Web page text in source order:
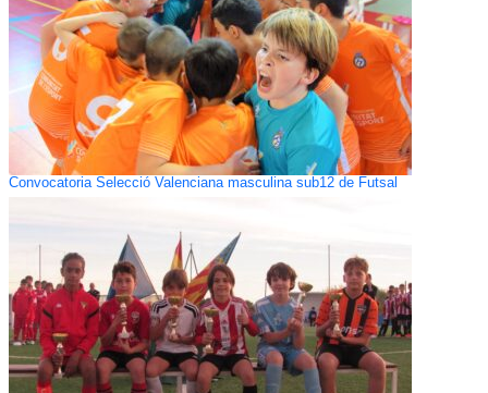
Convocatoria Selecció Valenciana masculina sub12 de Futsal